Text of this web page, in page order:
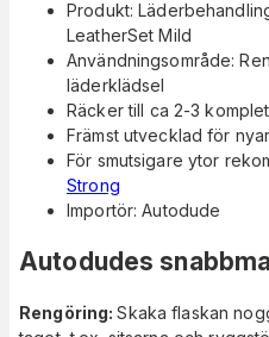
Produkt:
LeatherSet Mild
Användningsområde:
läderklädsel
Räcker till ca 2-3
Främst utvecklad för
För smutsigare ytor
Strong
Importör: Autodude
Autodudes
Rengöring:Skaka flaskan